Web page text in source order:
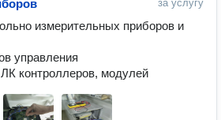
за услугу
измерительных приборов и
управления
контроллеров, модулей